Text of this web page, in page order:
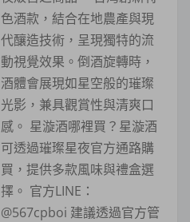
色酒款，結合在地農產與現
代釀造技術，呈現獨特的流
動視覺效果。倒酒旋轉時，
酒體會展現如星空般的璀璨
光影，兼具觀賞性與清爽口
感。 星漩酒哪裡買？星漩酒
可透過璀璨星夜官方通路購
買，提供多款風味與禮盒選
擇。 官方LINE：
@567cpboi 建議透過官方管